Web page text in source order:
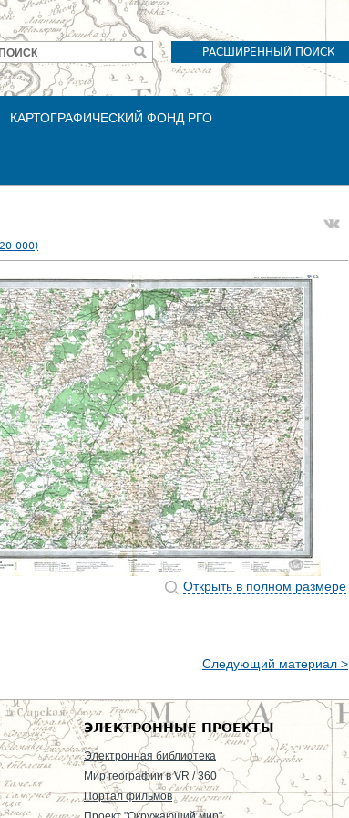
РАСШИРЕННЫЙ ПОИСК
поиска
ПОИСК
КАРТОГРАФИЧЕСКИЙ ФОНД РГО
000)
Открыть в полном размере
Следующий материал >
ЭЛЕКТРОННЫЕ ПРОЕКТЫ
Электронная библиотека
Мир географии в VR / 360
Портал фильмов